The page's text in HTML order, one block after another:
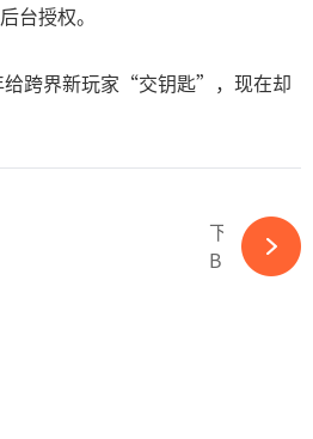
台授权。
给跨界新玩家“交钥匙”，现在却
下一篇